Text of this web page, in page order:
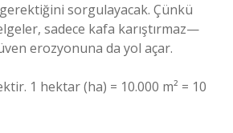
sorgulayacak. Çünkü
sadece kafa karıştırmaz—
erozyonuna da yol açar.
1 hektar (ha) = 10.000 m² = 10